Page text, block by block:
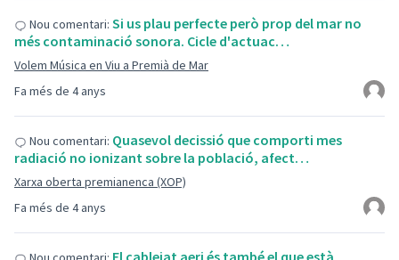
Fa més de 4 anys
Nou comentari: Si us plau perfecte però prop del mar no
més contaminació sonora. Cicle d'actuac…
Volem Música en Viu a Premià de Mar
Fa més de 4 anys
Nou comentari: Quasevol decissió que comporti mes
radiació no ionizant sobre la població, afect…
Xarxa oberta premianenca (XOP)
El cablejat aeri és també el que està